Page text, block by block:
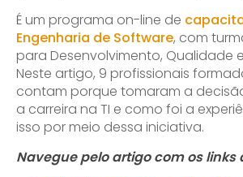
É um programa on-line de
Engenharia de Software, com
para Desenvolvimento, Qualidade
Neste artigo, 9 profissionais
contam porque tomaram a
a carreira na TI e como foi a
isso por meio dessa iniciativa.
Navegue pelo artigo com os links